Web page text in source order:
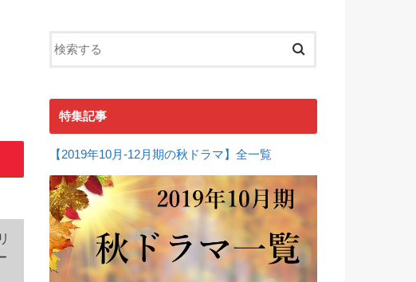
特集記事
【2019年10月-12月期の秋ドラマ】全一覧